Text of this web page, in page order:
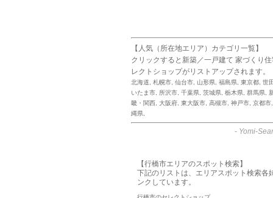
【人気（所在地エリア）カテゴリ一覧】
クリックすると新築／一戸建て 家づくり
レクトショップがリストアップされます。
北海道 札幌市 仙台市 山形県 福島県 東京都 世
いたま市
所沢市 千葉県 茨城県 栃木県 群馬県
畿・関西
大阪府 東大阪市 高槻市 神戸市 京都市
縄県
- Yomi-
【行橋市エリアのスポット検索】
下記のリストは、エリアスポット検索各
ンクしています。